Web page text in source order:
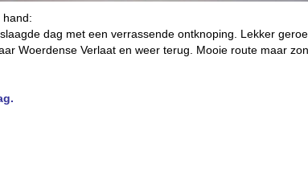
hand:
dag met een verrassende ontknoping. Lekker
Woerdense Verlaat en weer terug. Mooie route maar